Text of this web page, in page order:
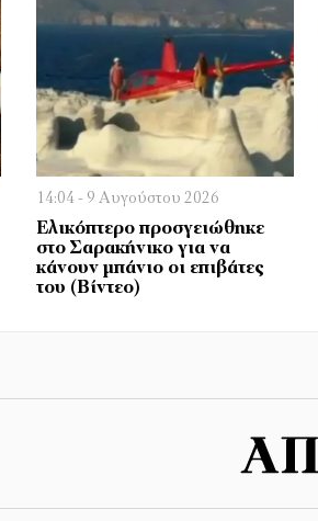
14:04 - 9 Αυγούστου 2026
Ελικόπτερο προσγειώθηκε
στο Σαρακήνικο για να
κάνουν μπάνιο οι επιβάτες
του (Bίντεο)